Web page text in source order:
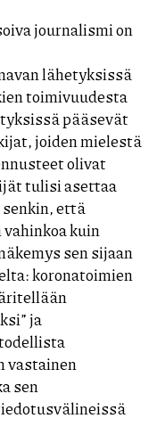
journalismi on
lähetyksissä
toimivuudesta
pääsevät
joiden mielestä
olivat
tulisi asettaa
senkin, että
kuin
sen sijaan
koronatoimien
ja
vastainen
sen